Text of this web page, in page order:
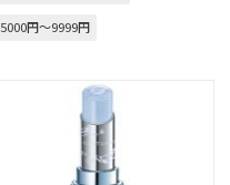
5000円～9999円